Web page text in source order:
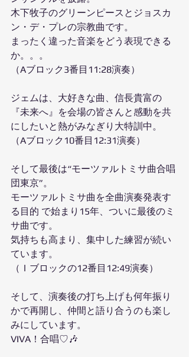
木下牧子のグリーンピースとジョスカ
ン・デ・プレの宗教曲です。
まったく違った音楽をどう表現できる
か。。。
（Aブロック3番目11:28演奏）
ジェムは、大好きな曲、信長貴富の
『未来へ』を会場の皆さんと感動を共
にしたいと熱がみなぎり大特訓中。
（Aブロック10番目12:31演奏）
そして最後は“モーツァルトミサ曲合唱
団東京”。
モーツァルトミサ曲を全曲演奏発表す
る目的 で始まり15年、ついに最後のミ
サ曲です。
気持ちも高まり、集中した練習が続い
ています。
（Ｉブロックの12番目12:49演奏）
そして、演奏後の打ち上げも何年振り
かで再開し、仲間と語り合うのも楽し
みにしています。
VIVA！合唱♡🎶